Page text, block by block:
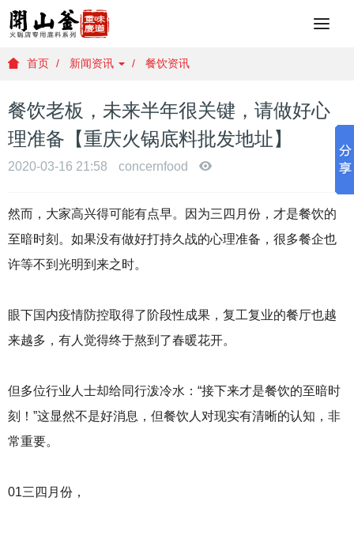
重
料
批
火
锅
家
，
锅
底
料
首页 新闻资讯 餐饮资讯
餐饮老板，未来半年很关键，请做好心
理准备【重庆火锅底料批发地址】
2020-03-16 21:58 concernfood
然而，大家高兴得可能有点早。因为三四月份，才是餐饮的
至暗时刻。如果没有做好打持久战的心理准备，很多餐企也
许等不到光明到来之时。
眼下国内疫情防控取得了阶段性成果，复工复业的餐厅也越
来越多，有人觉得终于熬到了春暖花开。
但多位行业人士却给同行泼冷水：“接下来才是餐饮的至暗时
刻！”这显然不是好消息，但餐饮人对现实有清晰的认知，非
常重要。
01三四月份，